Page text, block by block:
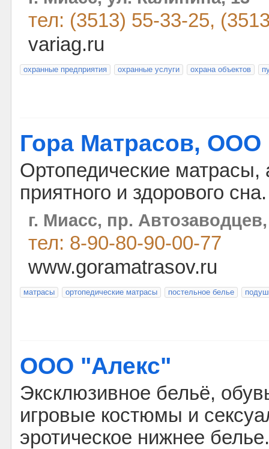
тел: (3513) 55-33-25,
variag.ru
охранные предприятия охранные услуги охрана объектов
Гора Матрасов,
Ортопедические матрасы,
приятного и здорового сна.
г. Миасс, пр.
тел: 8-90-80-90-00-77
www.goramatrasov.ru
матрасы ортопедические матрасы постельное белье
ООО "Алекс"
Эксклюзивное бельё,
игровые костюмы и
эротическое нижнее белье.